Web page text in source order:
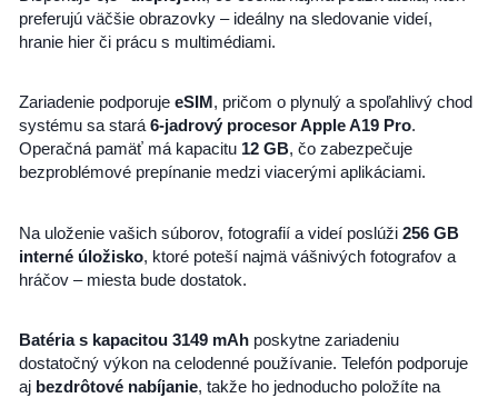
preferujú väčšie obrazovky – ideálny na sledovanie videí,
hranie hier či prácu s multimédiami.
Zariadenie podporuje eSIM, pričom o plynulý a spoľahlivý chod
systému sa stará 6-jadrový procesor Apple A19 Pro.
Operačná pamäť má kapacitu 12 GB, čo zabezpečuje
bezproblémové prepínanie medzi viacerými aplikáciami.
Na uloženie vašich súborov, fotografií a videí poslúži 256 GB
interné úložisko, ktoré poteší najmä vášnivých fotografov a
hráčov – miesta bude dostatok.
Batéria s kapacitou 3149 mAhposkytne zariadeniu
dostatočný výkon na celodenné používanie. Telefón podporuje
aj bezdrôtové nabíjanie, takže ho jednoducho položíte na